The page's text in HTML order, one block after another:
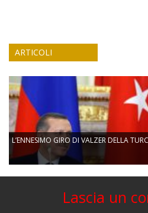
ARTICOLI
L’ENNESIMO GIRO DI VALZER DELLA
Lascia un